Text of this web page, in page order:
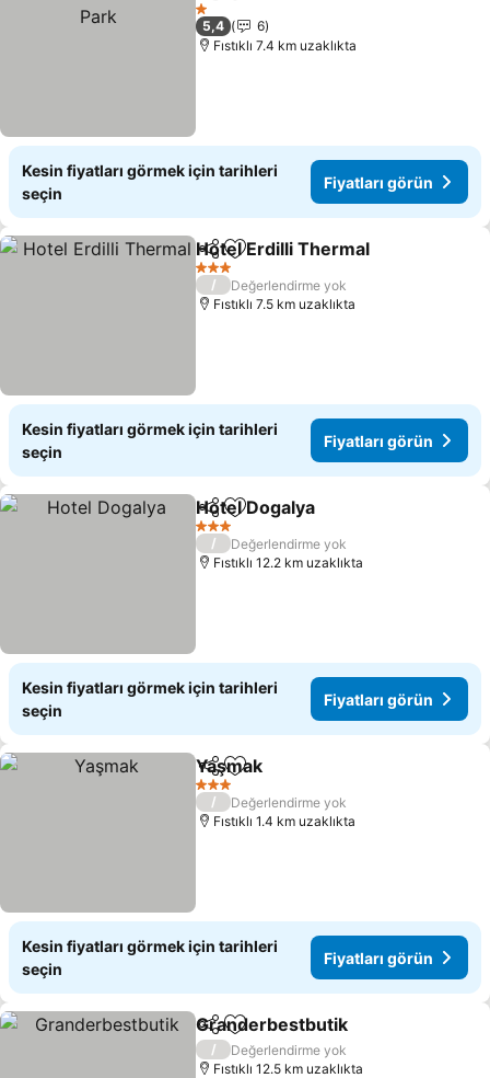
1 Yıldız
5,4
6
Fıstıklı 7.4 km uzaklıkta
Kesin fiyatları görmek için tarihleri
seçin
Fiyatları görün
PaylaşFavorilerime ekle
Hotel Erdilli Thermal
3 Yıldız
/
Değerlendirme yok
Fıstıklı 7.5 km uzaklıkta
Kesin fiyatları görmek için tarihleri
seçin
Fiyatları görün
PaylaşFavorilerime ekle
Hotel Dogalya
3 Yıldız
/
Değerlendirme yok
Fıstıklı 12.2 km uzaklıkta
Kesin fiyatları görmek için tarihleri
seçin
Fiyatları görün
PaylaşFavorilerime ekle
Yaşmak
3 Yıldız
/
Değerlendirme yok
Fıstıklı 1.4 km uzaklıkta
Kesin fiyatları görmek için tarihleri
seçin
Fiyatları görün
PaylaşFavorilerime ekle
Granderbestbutik
/
Değerlendirme yok
Fıstıklı 12.5 km uzaklıkta